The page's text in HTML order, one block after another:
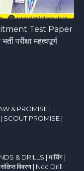
Test Paper
परीक्षा महत्वपूर्ण
& PROMISE |
SCOUT PROMISE |
& DRILLS | मार्चिंग |
संक्षिप्त विवरण | Ncc Drill